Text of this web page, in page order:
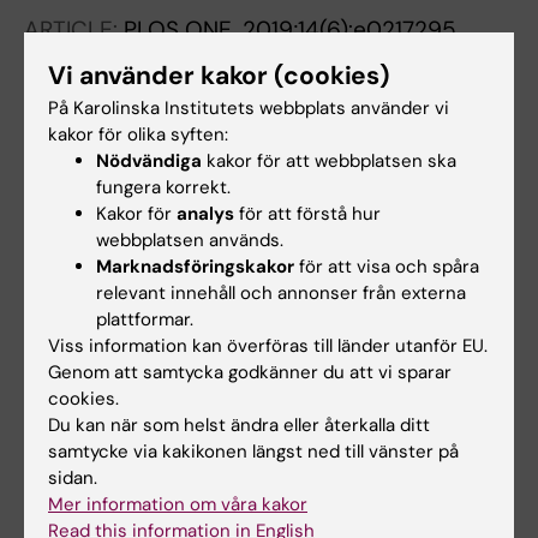
ARTICLE:PLOS ONE.2019;14(6):e0217295
The association between quality measures of
medical university press releases and their
corresponding news stories-Important
information missing
Winters M; Larsson A; Kowalski J; Sundberg
Alla författare
ARTICLE:EMERGING INFECTIOUS DISEASES.
2018;24(2):336-344
Risk Communication and Ebola-Specific
Knowledge and Behavior during 2014-2015
Outbreak, Sierra Leone
Winters M; Jalloh MF; Sengeh P; Jalloh MB;
Conteh L; Bunnell R; Li W; Zeebari Z;
Nordenstedt H
Alla författare
Vi använder kakor (cookies)
På Karolinska Institutets webbplats använder vi
kakor för olika syften:
Nödvändiga kakor för att webbplatsen ska
fungera korrekt.
Kakor för analys för att förstå hur
webbplatsen används.
Marknadsföringskakor för att visa och spåra
relevant innehåll och annonser från externa
plattformar.
Viss information kan överföras till länder utanför EU.
Genom att samtycka godkänner du att vi sparar
cookies.
Du kan när som helst ändra eller återkalla ditt
samtycke via kakikonen längst ned till vänster på
sidan.
Mer information om våra kakor
Read this information in English